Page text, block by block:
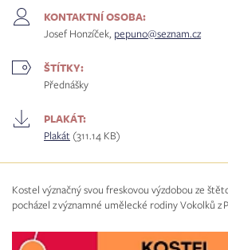
KONTAKTNÍ OSOBA:
Josef Honzíček, pepuno@seznam.cz
ŠTÍTKY:
Přednášky
PLAKÁT:
Plakát (311.14 KB)
Kostel význačný svou freskovou výzdobou ze
pocházel z významné umělecké rodiny Vokolků z